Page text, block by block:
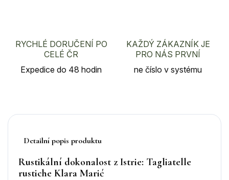
RYCHLÉ DORUČENÍ PO
CELÉ ČR
Expedice do 48 hodin
KAŽDÝ ZÁKAZNÍK JE
PRO NÁS PRVNÍ
ne číslo v systému
Detailní popis produktu
Rustikální dokonalost z Istrie: Tagliatelle
rustiche Klara Marić